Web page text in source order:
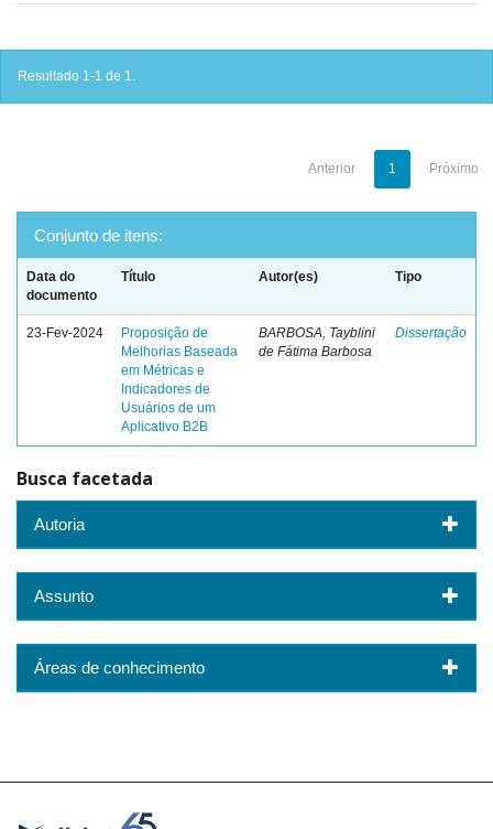
Resultado 1-1 de 1.
Anterior 1 Próximo
Conjunto de itens:
Data do
documento
Título Autor(es) Tipo
23-Fev-2024
Proposição de
Melhorias Baseada
em Métricas e
Indicadores de
Usuários de um
Aplicativo B2B
BARBOSA, Tayblini
de Fátima Barbosa
Dissertação
Busca facetada
Autoria
Assunto
Áreas de conhecimento